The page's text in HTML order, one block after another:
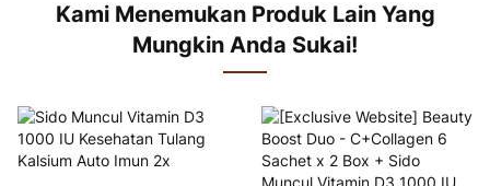
Kami Menemukan Produk Lain Yang
Mungkin Anda Sukai!